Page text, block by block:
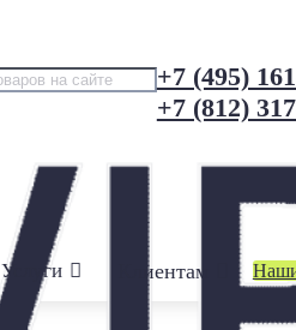
+7 (495)
+7 (812)
Услуги Клиентам